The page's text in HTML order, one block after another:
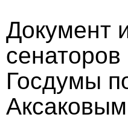
Документ
Госдумы